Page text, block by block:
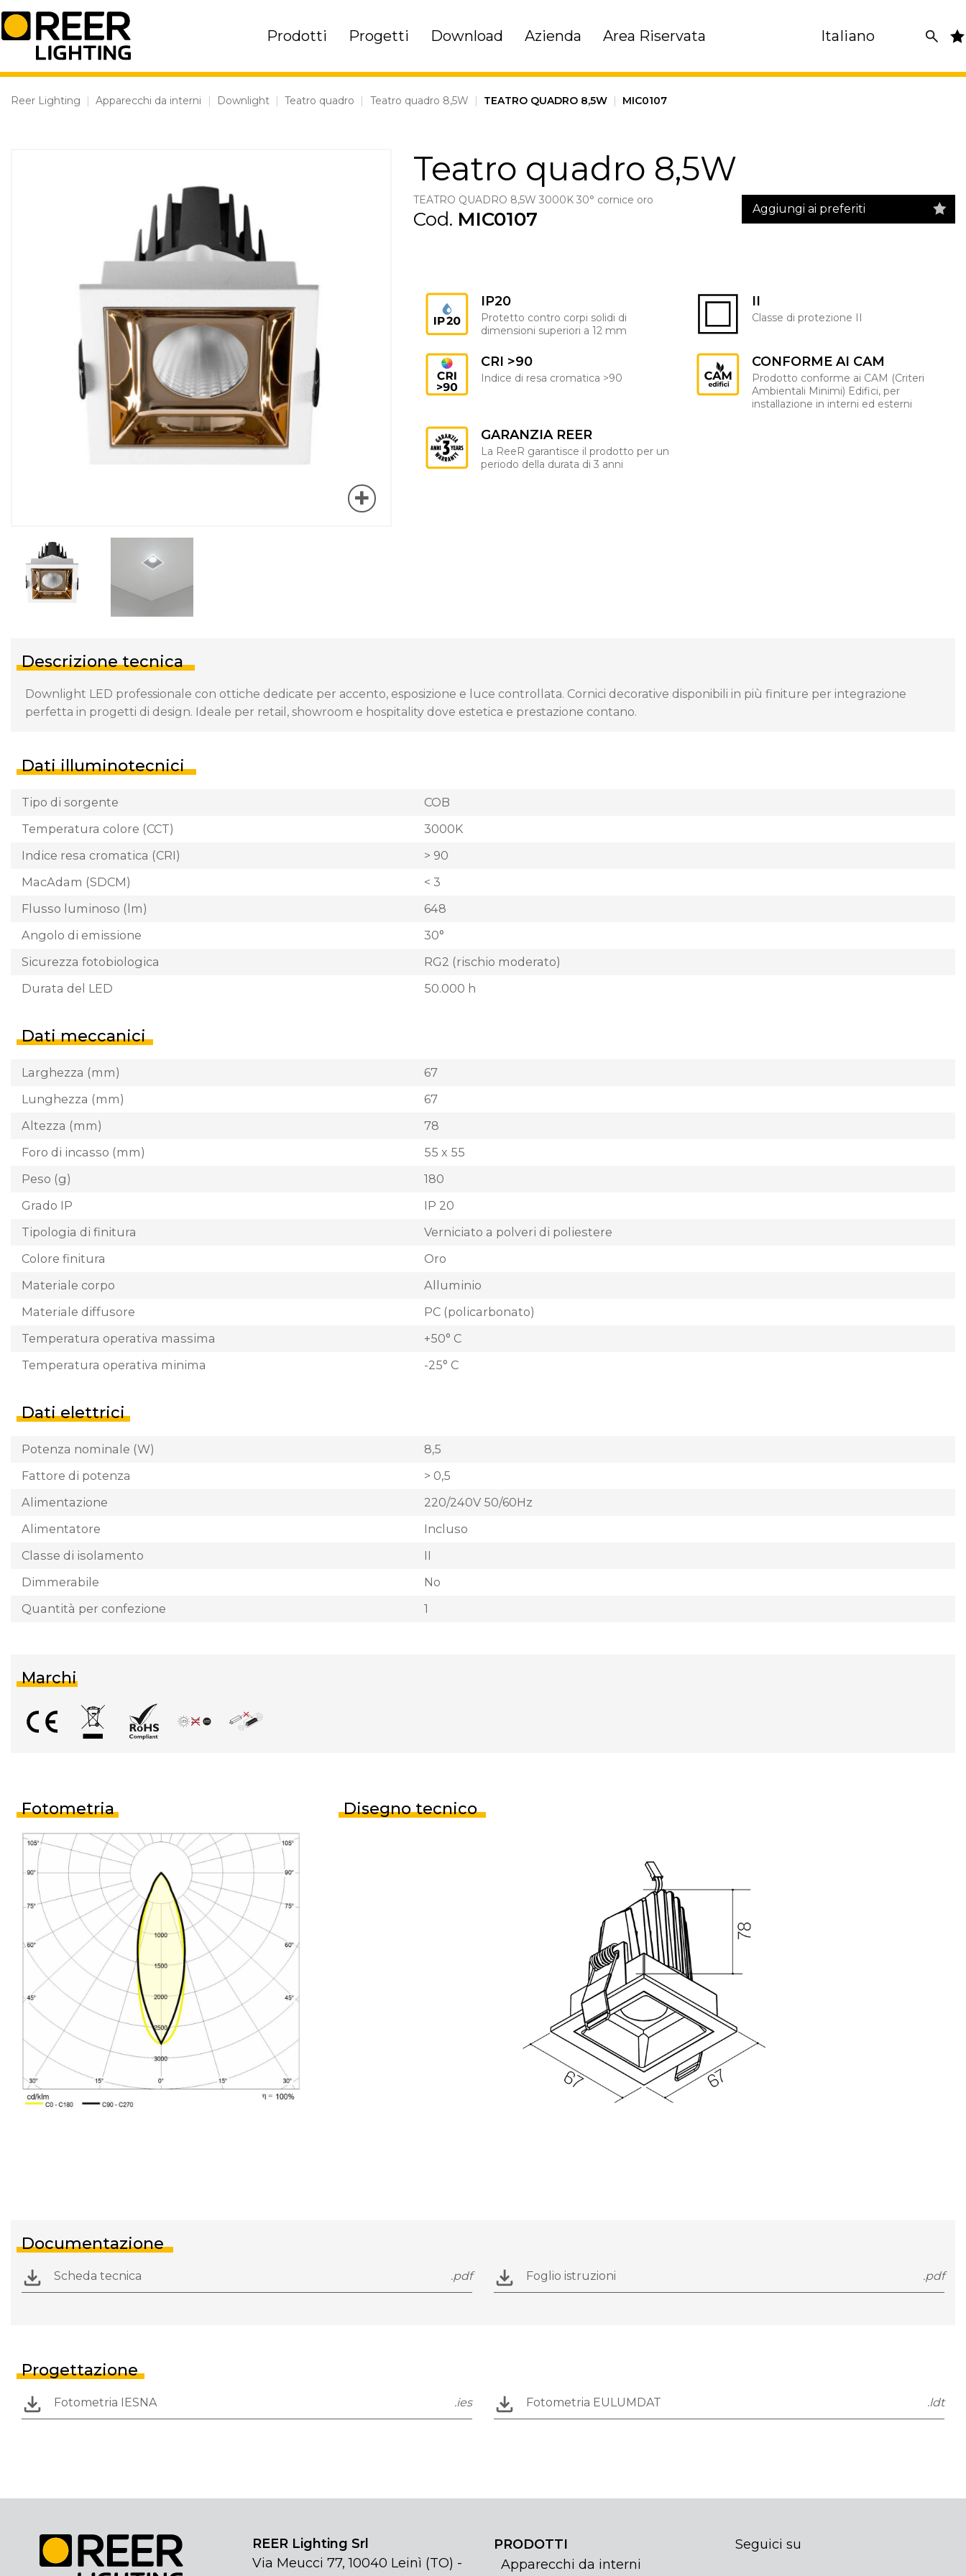
Skip
to
content
Prodotti Progetti Download Azienda Area Riservata Italiano
Reer Lighting | Apparecchi da interni | Downlight | Teatro quadro | Teatro quadro 8,5W | TEATRO QUADRO 8,5W | MIC0107
Teatro quadro 8,5W
TEATRO QUADRO 8,5W 3000K 30° cornice oro
Cod. MIC0107 Aggiungi ai preferiti
IP20
Protetto contro corpi solidi di
dimensioni superiori a 12 mm
II
Classe di protezione II
CRI >90
Indice di resa cromatica >90
CONFORME AI CAM
Prodotto conforme ai CAM (Criteri
Ambientali Minimi) Edifici, per
installazione in interni ed esterni
GARANZIA REER
La ReeR garantisce il prodotto per un
periodo della durata di 3 anni
Descrizione tecnica
Downlight LED professionale con ottiche dedicate per accento, esposizione e luce controllata. Cornici decorative disponibili in più finiture per integrazione
perfetta in progetti di design. Ideale per retail, showroom e hospitality dove estetica e prestazione contano.
Dati illuminotecnici
Tipo di sorgente
COB
Temperatura colore (CCT)
3000K
Indice resa cromatica (CRI)
> 90
MacAdam (SDCM)
< 3
Flusso luminoso (lm)
648
Angolo di emissione
30°
Sicurezza fotobiologica
RG2 (rischio moderato)
Durata del LED
50.000 h
Dati meccanici
Larghezza (mm)
67
Lunghezza (mm)
67
Altezza (mm)
78
Foro di incasso (mm)
55 x 55
Peso (g)
180
Grado IP
IP 20
Tipologia di finitura
Verniciato a polveri di poliestere
Colore finitura
Oro
Materiale corpo
Alluminio
Materiale diffusore
PC (policarbonato)
Temperatura operativa massima
+50° C
Temperatura operativa minima
-25° C
Dati elettrici
Potenza nominale (W)
8,5
Fattore di potenza
> 0,5
Alimentazione
220/240V 50/60Hz
Alimentatore
Incluso
Classe di isolamento
II
Dimmerabile
No
Quantità per confezione
1
Marchi
Fotometria Disegno tecnico
Documentazione
Scheda tecnica .pdf Foglio istruzioni .pdf
Progettazione
Fotometria IESNA .ies Fotometria EULUMDAT .ldt
REER Lighting Srl
Via Meucci 77, 10040 Leinì (TO) -
PRODOTTI
Apparecchi da interni
Seguici su